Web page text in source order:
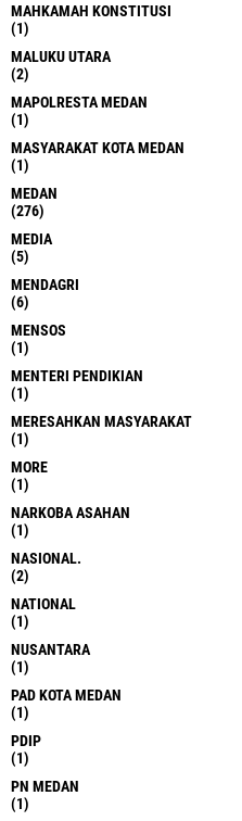
MAHKAMAH KONSTITUSI
(1)
MALUKU UTARA
(2)
MAPOLRESTA MEDAN
(1)
MASYARAKAT KOTA MEDAN
(1)
MEDAN
(276)
MEDIA
(5)
MENDAGRI
(6)
MENSOS
(1)
MENTERI PENDIKIAN
(1)
MERESAHKAN MASYARAKAT
(1)
MORE
(1)
NARKOBA ASAHAN
(1)
NASIONAL.
(2)
NATIONAL
(1)
NUSANTARA
(1)
PAD KOTA MEDAN
(1)
PDIP
(1)
PN MEDAN
(1)